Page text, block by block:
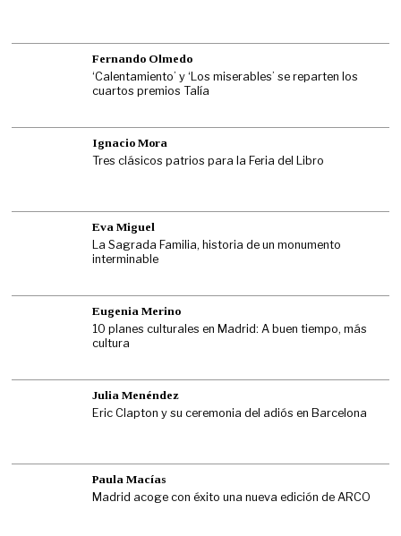
Fernando Olmedo
‘Calentamiento’ y ‘Los miserables’ se reparten los
cuartos premios Talía
Ignacio Mora
Tres clásicos patrios para la Feria del Libro
Eva Miguel
La Sagrada Familia, historia de un monumento
interminable
Eugenia Merino
10 planes culturales en Madrid: A buen tiempo, más
cultura
Julia Menéndez
Eric Clapton y su ceremonia del adiós en Barcelona
Paula Macías
Madrid acoge con éxito una nueva edición de ARCO